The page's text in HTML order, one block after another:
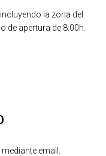
la zona del
de apertura de 8:00h.
email: